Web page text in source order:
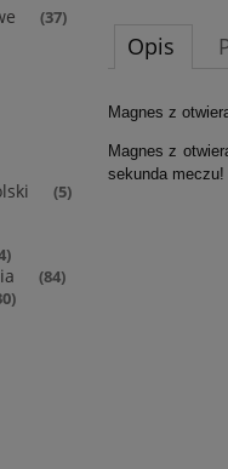
(37)
(5)
(84)
Opis
Magnes z
Magnes z
sekunda meczu!